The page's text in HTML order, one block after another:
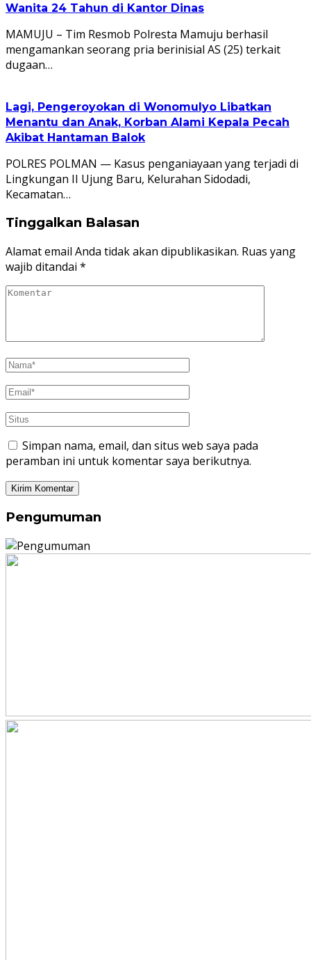
Wanita 24 Tahun di Kantor Dinas
MAMUJU – Tim Resmob Polresta Mamuju berhasil
mengamankan seorang pria berinisial AS (25) terkait
dugaan…
Lagi, Pengeroyokan di Wonomulyo Libatkan
Menantu dan Anak, Korban Alami Kepala Pecah
Akibat Hantaman Balok
POLRES POLMAN — Kasus penganiayaan yang terjadi di
Lingkungan II Ujung Baru, Kelurahan Sidodadi,
Kecamatan…
Tinggalkan Balasan
Alamat email Anda tidak akan dipublikasikan. Ruas yang
wajib ditandai *
Simpan nama, email, dan situs web saya pada
peramban ini untuk komentar saya berikutnya.
Pengumuman